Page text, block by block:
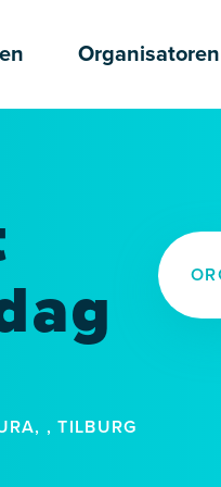
Organisatoren
, TILBURG